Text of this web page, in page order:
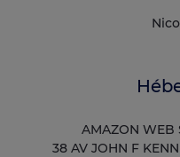
AMAZON WEB
38 AV JOHN F